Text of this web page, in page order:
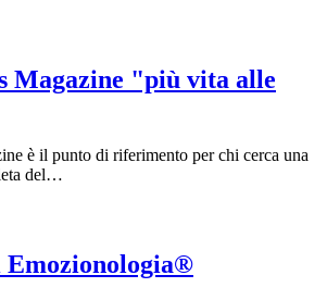
Magazine "più vita alle
è il punto di riferimento per chi cerca una
del…
Emozionologia®